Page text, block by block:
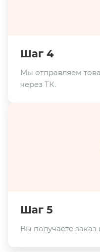
Шаг 4
Мы отправляем
через ТК.
Шаг 5
Вы получаете заказ